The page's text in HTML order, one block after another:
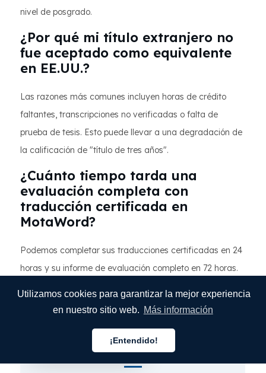
Utilizamos cookies para garantizar la mejor experiencia
en nuestro sitio web. Más información
¡Entendido!
nivel de posgrado.
¿Por qué mi título extranjero no
fue aceptado como equivalente
en EE.UU.?
Las razones más comunes incluyen horas de crédito
faltantes, transcripciones no verificadas o falta de
prueba de tesis. Esto puede llevar a una degradación de
la calificación de "título de tres años".
¿Cuánto tiempo tarda una
evaluación completa con
traducción certificada en
MotaWord?
Podemos completar sus traducciones certificadas en 24
horas y su informe de evaluación completo en 72 horas.
semanas que suelen requerir las agencias tradicionales.
Español